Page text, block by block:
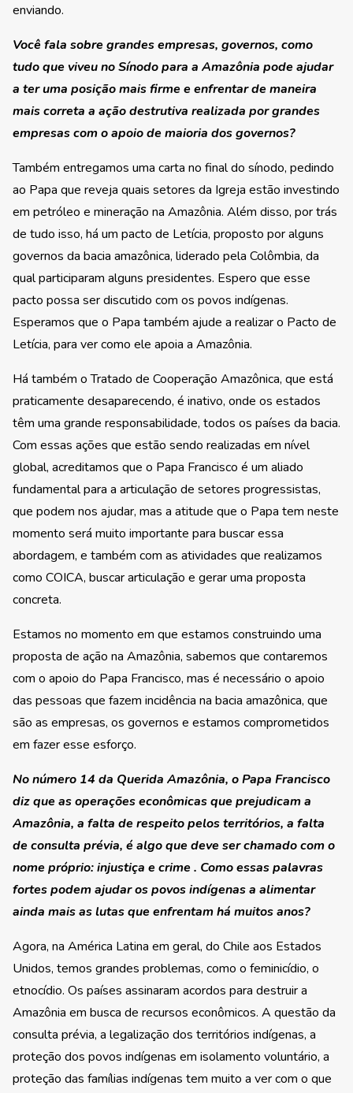
enviando.
Você fala sobre grandes empresas, governos, como
tudo que viveu no Sínodo para a Amazônia pode ajudar
a ter uma posição mais firme e enfrentar de maneira
mais correta a ação destrutiva realizada por grandes
empresas com o apoio de maioria dos governos?
Também entregamos uma carta no final do sínodo, pedindo
ao Papa que reveja quais setores da Igreja estão investindo
em petróleo e mineração na Amazônia. Além disso, por trás
de tudo isso, há um pacto de Letícia, proposto por alguns
governos da bacia amazônica, liderado pela Colômbia, da
qual participaram alguns presidentes. Espero que esse
pacto possa ser discutido com os povos indígenas.
Esperamos que o Papa também ajude a realizar o Pacto de
Letícia, para ver como ele apoia a Amazônia.
Há também o Tratado de Cooperação Amazônica, que está
praticamente desaparecendo, é inativo, onde os estados
têm uma grande responsabilidade, todos os países da bacia.
Com essas ações que estão sendo realizadas em nível
global, acreditamos que o Papa Francisco é um aliado
fundamental para a articulação de setores progressistas,
que podem nos ajudar, mas a atitude que o Papa tem neste
momento será muito importante para buscar essa
abordagem, e também com as atividades que realizamos
como COICA, buscar articulação e gerar uma proposta
concreta.
Estamos no momento em que estamos construindo uma
proposta de ação na Amazônia, sabemos que contaremos
com o apoio do Papa Francisco, mas é necessário o apoio
das pessoas que fazem incidência na bacia amazônica, que
são as empresas, os governos e estamos comprometidos
em fazer esse esforço.
No número 14 da Querida Amazônia, o Papa Francisco
diz que as operações econômicas que prejudicam a
Amazônia, a falta de respeito pelos territórios, a falta
de consulta prévia, é algo que deve ser chamado com o
nome próprio: injustiça e crime . Como essas palavras
fortes podem ajudar os povos indígenas a alimentar
ainda mais as lutas que enfrentam há muitos anos?
Agora, na América Latina em geral, do Chile aos Estados
Unidos, temos grandes problemas, como o feminicídio, o
etnocídio. Os países assinaram acordos para destruir a
Amazônia em busca de recursos econômicos. A questão da
consulta prévia, a legalização dos territórios indígenas, a
proteção dos povos indígenas em isolamento voluntário, a
proteção das famílias indígenas tem muito a ver com o que